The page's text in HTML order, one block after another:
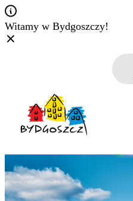
Witamy w Bydgoszczy!